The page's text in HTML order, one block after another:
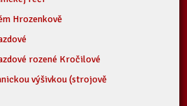
Hrozenkově
rozené Kročilové
výšivkou (strojově